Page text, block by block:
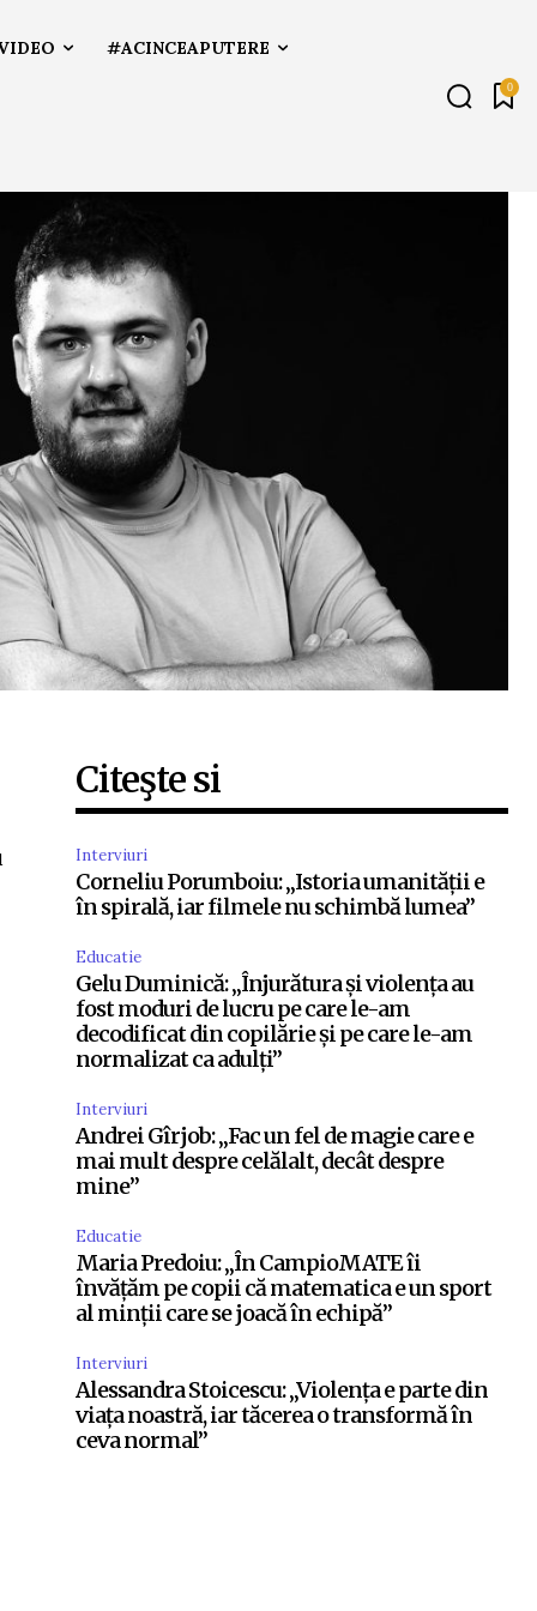
#ACINCEAPUTERE
0
Citeşte si
Interviuri
Corneliu Porumboiu: „Istoria umanității e
în spirală, iar filmele nu schimbă lumea”
Educatie
Gelu Duminică: „Înjurătura și violența au
fost moduri de lucru pe care le-am
decodificat din copilărie și pe care le-am
normalizat ca adulți”
Interviuri
Andrei Gîrjob: „Fac un fel de magie care e
mai mult despre celălalt, decât despre
mine”
Educatie
Maria Predoiu: „În CampioMATE îi
învățăm pe copii că matematica e un sport
al minții care se joacă în echipă”
Interviuri
Alessandra Stoicescu: „Violența e parte din
viața noastră, iar tăcerea o transformă în
ceva normal”